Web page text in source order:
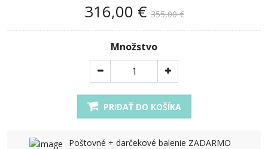
316,00 €355,00 €
Množstvo
PRIDAŤ DO KOŠÍKA
Poštovné + darčekové balenie ZADARMO